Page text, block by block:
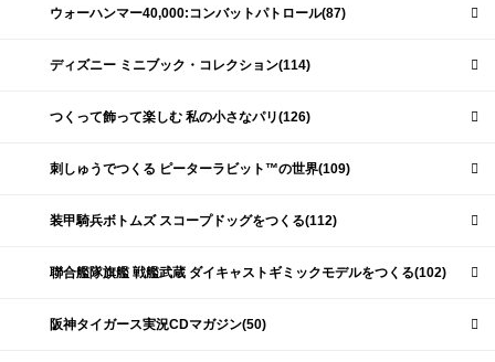
ウォーハンマー40,000:コンバットパトロール(87)
ディズニー ミニブック・コレクション(114)
つくって飾って楽しむ 私の小さなパリ(126)
刺しゅうでつくる ピーターラビット™の世界(109)
装甲騎兵ボトムズ スコープドッグをつくる(112)
聯合艦隊旗艦 戦艦武蔵 ダイキャストギミックモデルをつくる(102)
阪神タイガース実況CDマガジン(50)